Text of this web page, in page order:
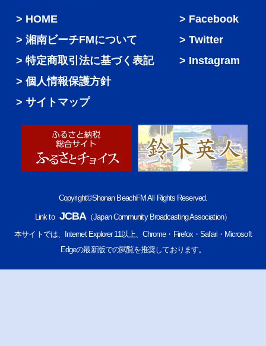
HOME
湘南ビーチFMについて
特定商取引法に基づく表記
個人情報保護方針
サイトマップ
Facebook
Twitter
Instagram
Copyright©Shonan BeachFM All Rights Reserved.
Link to JCBA（Japan Community Broadcasting Association）
本サイトでは、Internet Explorer 11以上、Chrome・Firefox・Safari・Microsoft
Edgeの最新版での閲覧を推奨しております。